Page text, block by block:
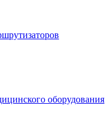
оборудования